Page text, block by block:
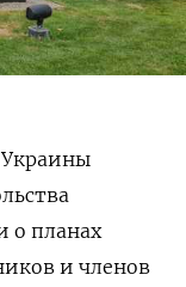
о планах
и членов